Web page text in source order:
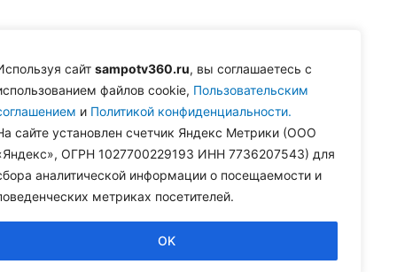
сайт sampotv360.ru, вы соглашаетесь с
файлов cookie, Пользовательским
и Политикой конфиденциальности.
сайте установлен счетчик Яндекс Метрики (ООО
ОГРН 1027700229193 ИНН 7736207543) для
аналитической информации о посещаемости и
метриках посетителей.
OK